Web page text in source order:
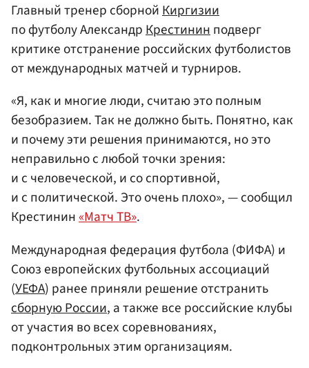
Главный тренер сборнойКиргизии
по футболу АлександрКрестининподверг
критике отстранение российских футболистов
от международных матчей и турниров.
«Я, как и многие люди, считаю это полным
безобразием. Так не должно быть. Понятно, как
и почему эти решения принимаются, но это
неправильно с любой точки зрения:
и с человеческой, и со спортивной,
и с политической. Это очень плохо», — сообщил
Крестинин«Матч ТВ».
Международная федерация футбола (ФИФА) и
Союз европейских футбольных ассоциаций
(УЕФА) ранее приняли решение отстранить
сборную России, а также все российские клубы
от участия во всех соревнованиях,
подконтрольных этим организациям.